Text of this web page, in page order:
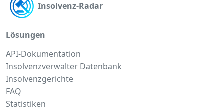
Insolvenz-Radar
Lösungen
API-Dokumentation
Insolvenzverwalter Datenbank
Insolvenzgerichte
FAQ
Statistiken